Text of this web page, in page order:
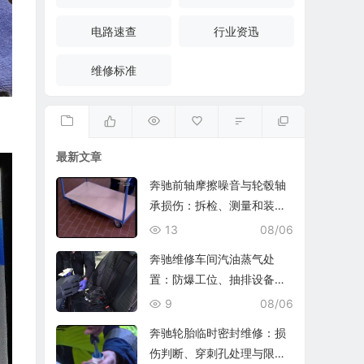
电路速查 行业资迅
维修标准
最新文章
奔驰前轴摩擦噪音与轮毂轴
承损伤：拆检、测量和装复
复查
08/06
13
奔驰维修车间汽油蒸气处
置：防爆工位、抽排设备与
燃油收集
08/06
9
奔驰轮胎临时密封维修：损
伤判断、穿刺孔处理与限速